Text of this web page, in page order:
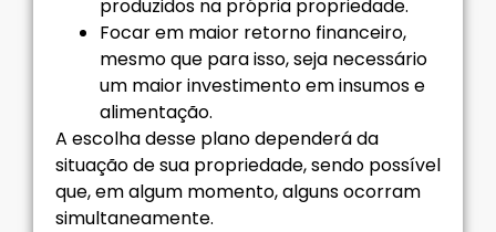
produzidos na própria propriedade.
Focar em maior retorno financeiro,
mesmo que para isso, seja necessário
um maior investimento em insumos e
alimentação.
A escolha desse plano dependerá da
situação de sua propriedade, sendo possível
que, em algum momento, alguns ocorram
simultaneamente.